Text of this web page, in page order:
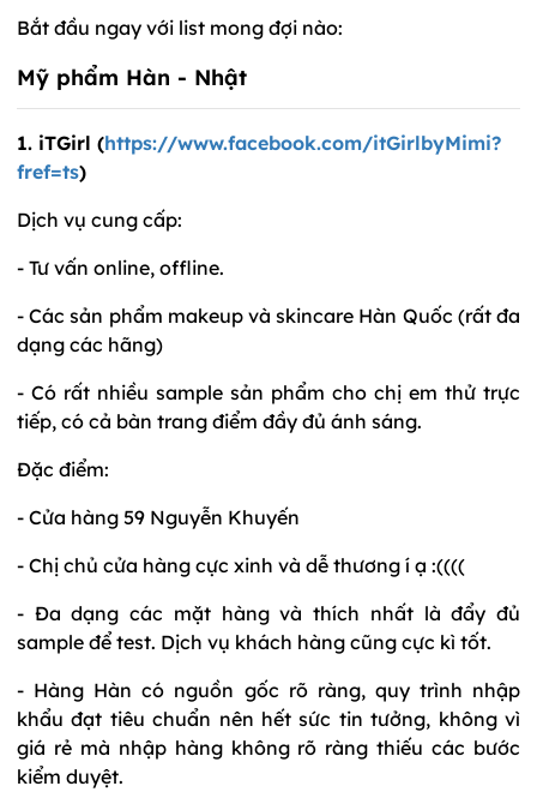
Bắt đầu ngay với list mong đợi nào:
Mỹ phẩm Hàn - Nhật
1. iTGirl (https://www.facebook.com/itGirlbyMimi?
fref=ts)
Dịch vụ cung cấp:
- Tư vấn online, offline.
- Các sản phẩm makeup và skincare Hàn Quốc (rất đa
dạng các hãng)
- Có rất nhiều sample sản phẩm cho chị em thử trực
tiếp, có cả bàn trang điểm đầy đủ ánh sáng.
Đặc điểm:
- Cửa hàng 59 Nguyễn Khuyến
- Chị chủ cửa hàng cực xinh và dễ thương í ạ :((((
- Đa dạng các mặt hàng và thích nhất là đẩy đủ
sample để test. Dịch vụ khách hàng cũng cực kì tốt.
- Hàng Hàn có nguồn gốc rõ ràng, quy trình nhập
khẩu đạt tiêu chuẩn nên hết sức tin tưởng, không vì
giá rẻ mà nhập hàng không rõ ràng thiếu các bước
kiểm duyệt.